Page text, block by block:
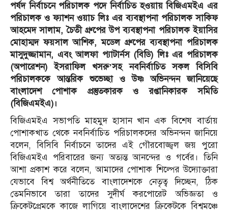
পর্ষদ নির্বাচনে পরিচালক পদে নির্বাচিত হওয়ায় বিজিএমইএ এর
পরিচালক ও ফ্যাশন ওয়াচ লিঃ এর ব্যবস্থাপনা পরিচালক সাকিফ
আহমেদ সালাম, চৈতী গ্রুপের উপ ব্যবস্থাপনা পরিচালক ইয়াসির
মোহাম্মদ ফয়সাল আশিক, মডেল গ্রুপের ব্যবস্থাপনা পরিচালক
মাসুদুজ্জামান, এবং আলফা প্যাটার্নস (বিডি) লিঃ এর পরিচালক
(অপারেশন) ইসরাফিল খসরু’সহ নবনির্বাচিত সকল বিসিবি
পরিচালককে আন্তরিক শুভেচ্ছা ও উষ্ণ অভিনন্দন জানিয়েছে
বাংলাদেশ পোশাক প্রস্তুতকারক ও রপ্তানিকারক সমিতি
(বিজিএমইএ)।
বিজিএমইএ সভাপতি মাহমুদ হাসান খান এক বিশেষ বার্তায়
পোশাকখাত থেকে নবনির্বাচিত পরিচালকদের অভিনন্দন জানিয়ে
বলেন, বিসিবি নির্বাচনে তাদের এই গৌরবোজ্জ্বল জয় পুরো
বিজিএমইএ পরিবারের জন্য অত্যন্ত আনন্দের ও গর্বের। তিনি
আশা প্রকাশ করে বলেন, আমাদের পোশাক শিল্পের উদ্যোক্তারা
যেভাবে বিশ্ব অর্থনীতিতে বাংলাদেশকে নেতৃত্ব দিচ্ছেন, ঠিক
তেমনিভাবে তারা তাদের সুদীর্ঘ করপোরেট অভিজ্ঞতা ও
ক্রিকেটপ্রেমকে কাজে লাগিয়ে বাংলাদেশের ক্রিকেটকে বিশ্বমঞ্চে